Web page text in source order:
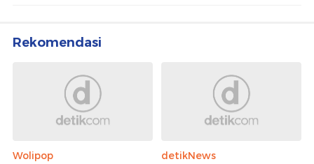
Rekomendasi
Wolipop
detikNews